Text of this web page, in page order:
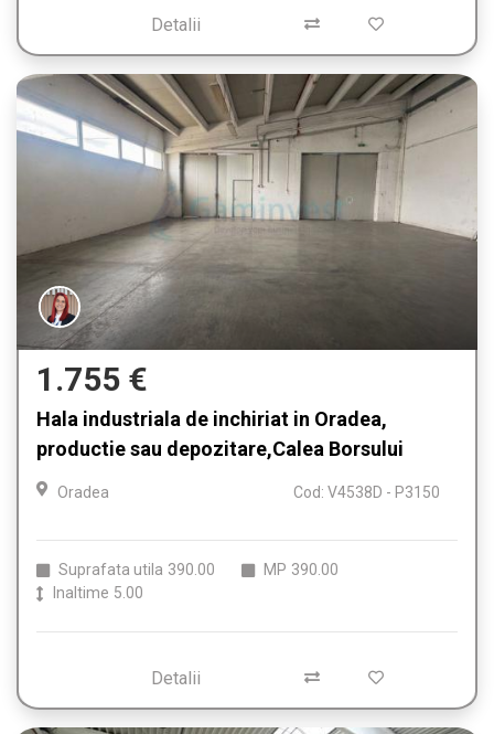
Detalii
1.755 €
Hala industriala de inchiriat in Oradea,
productie sau depozitare,Calea Borsului
Oradea Cod: V4538D - P3150
Suprafata utila 390.00 MP 390.00
Inaltime 5.00
Detalii